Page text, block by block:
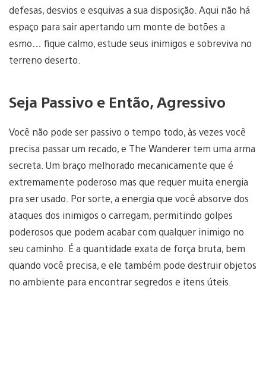
defesas, desvios e esquivas a sua disposição. Aqui não há
espaço para sair apertando um monte de botões a
esmo… fique calmo, estude seus inimigos e sobreviva no
terreno deserto.
Seja Passivo e Então, Agressivo
Você não pode ser passivo o tempo todo, às vezes você
precisa passar um recado, e The Wanderer tem uma arma
secreta. Um braço melhorado mecanicamente que é
extremamente poderoso mas que requer muita energia
pra ser usado. Por sorte, a energia que você absorve dos
ataques dos inimigos o carregam, permitindo golpes
poderosos que podem acabar com qualquer inimigo no
seu caminho. É a quantidade exata de força bruta, bem
quando você precisa, e ele também pode destruir objetos
no ambiente para encontrar segredos e itens úteis.